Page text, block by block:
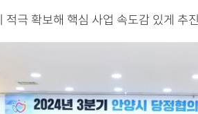
적극 확보해 핵심 사업 속도감 있게 추